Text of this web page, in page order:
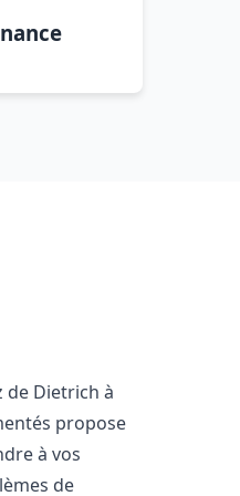
Dietrich à
propose
à vos
de